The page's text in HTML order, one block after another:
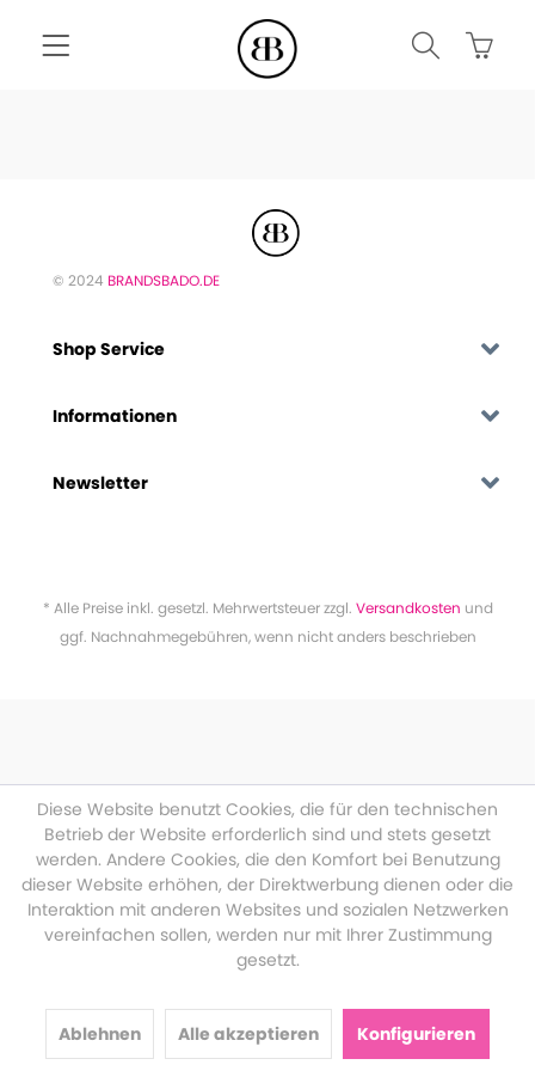
© 2024 BRANDSBADO.DE
Shop Service
Informationen
Newsletter
* Alle Preise inkl. gesetzl. Mehrwertsteuer zzgl. Versandkosten und
ggf. Nachnahmegebühren, wenn nicht anders beschrieben
Diese Website benutzt Cookies, die für den technischen
Betrieb der Website erforderlich sind und stets gesetzt
werden. Andere Cookies, die den Komfort bei Benutzung
dieser Website erhöhen, der Direktwerbung dienen oder die
Interaktion mit anderen Websites und sozialen Netzwerken
vereinfachen sollen, werden nur mit Ihrer Zustimmung
gesetzt.
Ablehnen Alle akzeptieren Konfigurieren